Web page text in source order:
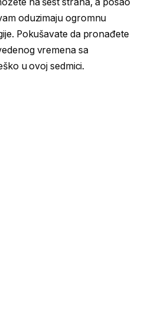
oduzimaju ogromnu
Pokušavate da pronađete
vremena sa
u ovoj sedmici.